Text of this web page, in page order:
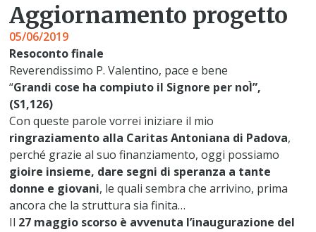
Aggiornamento progetto
05/06/2019
Resoconto finale
Reverendissimo P. Valentino, pace e bene
“Grandi cose ha compiuto il Signore per noÌ”,
(S1,126)
Con queste parole vorrei iniziare il mio
ringraziamento alla Caritas Antoniana di Padova,
perché grazie al suo finanziamento, oggi possiamo
gioire insieme, dare segni di speranza a tante
donne e giovani, le quali sembra che arrivino, prima
ancora che la struttura sia finita…
Il 27 maggio scorso è avvenuta l’inaugurazione del